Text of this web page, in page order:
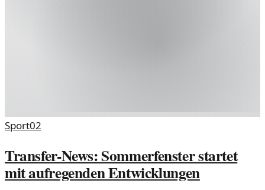
Sport02
Transfer-News: Sommerfenster startet
mit aufregenden Entwicklungen